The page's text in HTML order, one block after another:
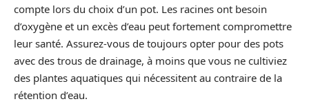
compte lors du choix d’un pot. Les racines ont besoin
d’oxygène et un excès d’eau peut fortement compromettre
leur santé. Assurez-vous de toujours opter pour des pots
avec des trous de drainage, à moins que vous ne cultiviez
des plantes aquatiques qui nécessitent au contraire de la
rétention d’eau.